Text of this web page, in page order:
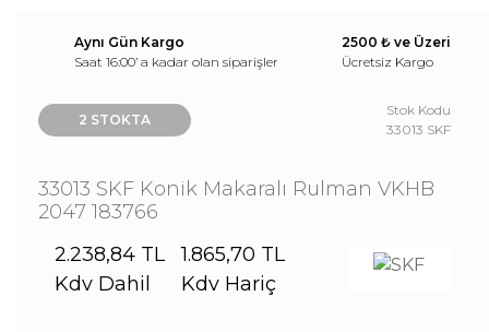
Aynı Gün Kargo
Saat 16:00’ a kadar olan siparişler
2500 ₺ ve Üzeri
Ücretsiz Kargo
2 STOKTA
Stok Kodu
33013 SKF
33013 SKF Konik Makaralı Rulman VKHB
2047 183766
2.238,84 TL
Kdv Dahil
1.865,70 TL
Kdv Hariç